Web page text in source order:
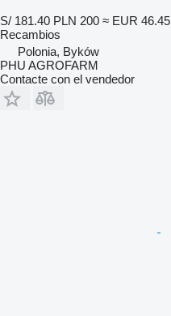
S/ 181.40 PLN 200 ≈ EUR 46.45
Recambios
Polonia, Byków
PHU AGROFARM
Contacte con el vendedor